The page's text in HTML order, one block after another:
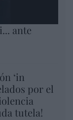
ante
‘in
por el
tutela!